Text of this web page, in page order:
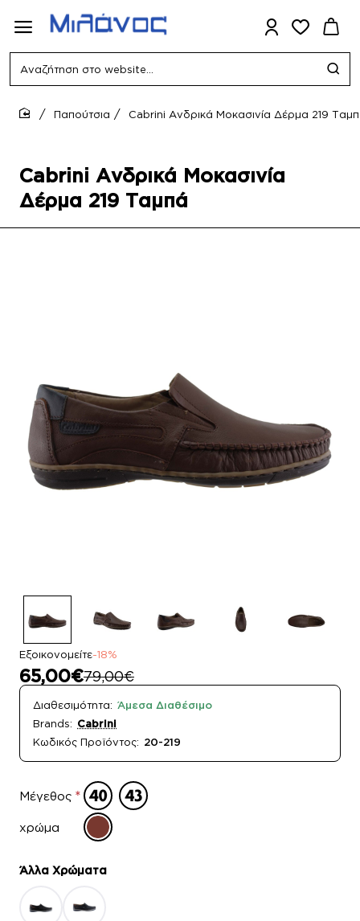
Αναζήτηση
website...
Cabrini Ανδρικά Μοκασινία
Δέρμα 219 Ταμπά
Παπούτσια Cabrini Ανδρικά Μοκασινία Δέρμα 219
Εξοικονομείτε-18%
65,00€79,00€
Διαθεσιμότητα: Άμεσα Διαθέσιμο
Brands: Cabrini
Κωδικός Προϊόντος: 20-219
Μέγεθος
χρώμα
Άλλα Xρώματα